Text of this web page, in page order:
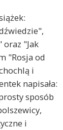
oraz "Jak
"Rosja od
i
napisała:
sposób
i